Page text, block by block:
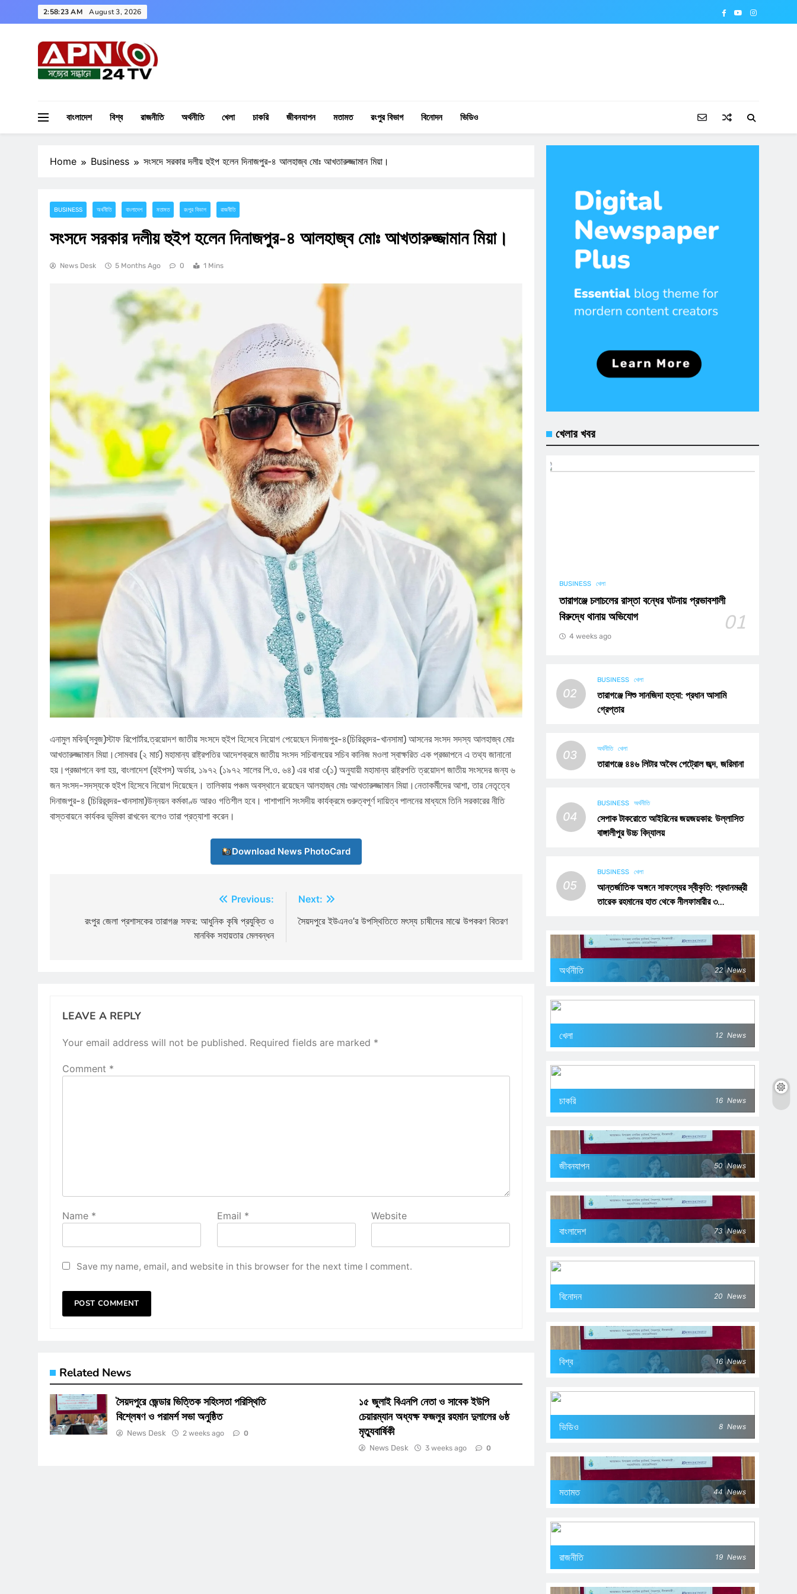
to
2:58:24 AM August 3, 2026
বাংলাদেশ বিশ্ব রাজনীতি অর্থনীতি খেলা চাকরি জীবনযাপন মতামত রংপুর বিভাগ বিনোদন ভিডিও
Home Business সংসদে সরকার দলীয় হুইপ হলেন দিনাজপুর-৪ আলহাজ্ব মোঃ আখতারুজ্জামান মিয়া।
BUSINESS অর্থনীতি বাংলাদেশ মতামত রংপুর বিভাগ রাজনীতি
সংসদে সরকার দলীয় হুইপ হলেন দিনাজপুর-৪ আলহাজ্ব মোঃ আখতারুজ্জামান মিয়া।
News Desk 5 Months Ago 0 1 Mins
এনামুল মবিন(সবুজ)স্টাফ রিপোর্টার.ত্রয়োদশ জাতীয় সংসদে হুইপ হিসেবে নিয়োগ পেয়েছেন দিনাজপুর-৪(চিরিরবন্দর-খানসামা) আসনের সংসদ সদস্য আলহাজ্ব মোঃ
আখতারুজ্জামান মিয়া‌।সোমবার (২ মার্চ) মহামান্য রাষ্ট্রপতির আদেশক্রমে জাতীয় সংসদ সচিবালয়ের সচিব কানিজ মওলা স্বাক্ষরিত এক প্রজ্ঞাপনে এ তথ্য জানানো
হয়।প্রজ্ঞাপনে বলা হয়, বাংলাদেশ (হুইপস) অর্ডার, ১৯৭২ (১৯৭২ সালের পি.ও. ৬৪) এর ধারা ৩(১) অনুযায়ী মহামান্য রাষ্ট্রপতি ত্রয়োদশ জাতীয় সংসদের জন্য ৬
জন সংসদ-সদস্যকে হুইপ হিসেবে নিয়োগ দিয়েছেন। তালিকায় পঞ্চম অবস্থানে রয়েছেন আলহাজ্ব মোঃ আখতারুজ্জামান মিয়া।নেতাকর্মীদের আশা, তার নেতৃত্বে
দিনাজপুর-৪ (চিরিরবন্দর-খানসামা)উন্নয়ন কর্মকাণ্ড আরও গতিশীল হবে। পাশাপাশি সংসদীয় কার্যক্রমে গুরুত্বপূর্ণ দায়িত্ব পালনের মাধ্যমে তিনি সরকারের নীতি
বাস্তবায়নে কার্যকর ভূমিকা রাখবেন বলেও তারা প্রত্যাশা করেন।
Download News PhotoCard
navigation
Previous:
রংপুর জেলা প্রশাসকের তারাগঞ্জ সফর: আধুনিক কৃষি প্রযুক্তি ও
মানবিক সহায়তার মেলবন্ধন
Next:
সৈয়দপুরে ইউএনও’র উপস্থিতিতে মৎস্য চাষীদের মাঝে উপকরণ বিতরণ
LEAVE A REPLY
Your email address will not be published. Required fields are marked *
Comment *
Name * Email * Website
Save my name, email, and website in this browser for the next time I comment.
Related News
সৈয়দপুরে জেন্ডার ভিত্তিক সহিংসতা পরিস্থিতি
বিশ্লেষণ ও পরামর্শ সভা অনুষ্ঠিত
News Desk 2 weeks ago 0
১৫ জুলাই বিএনপি নেতা ও সাবেক ইউপি
চেয়ারম্যান অধ্যক্ষ ফজলুর রহমান দুলালের ৬ষ্ঠ
মৃত্যুবার্ষিকী
News Desk 3 weeks ago 0
খেলার খবর
BUSINESS খেলা
তারাগঞ্জে চলাচলের রাস্তা বন্ধের ঘটনায় প্রভাবশালী
বিরুদ্ধে থানায় অভিযোগ
01
4 weeks ago
02
BUSINESS খেলা
তারাগঞ্জে শিশু সানজিদা হত্যা: প্রধান আসামি
গ্রেপ্তার
03 অর্থনীতি খেলা
তারাগঞ্জে ৪৪৬ লিটার অবৈধ পেট্রোল জব্দ, জরিমানা
04
BUSINESS অর্থনীতি
সেপাক টাকরোতে আইরিনের জয়জয়কার: উল্লাসিত
বাঙ্গালীপুর উচ্চ বিদ্যালয়
05
BUSINESS খেলা
আন্তর্জাতিক অঙ্গনে সাফল্যের স্বীকৃতি: প্রধানমন্ত্রী
তারেক রহমানের হাত থেকে নীলফামারীর ৩
অর্থনীতি 22 News
খেলা 12 News
চাকরি 16 News
জীবনযাপন 50 News
বাংলাদেশ 73 News
বিনোদন 20 News
বিশ্ব 16 News
ভিডিও 8 News
মতামত 44 News
রাজনীতি 19 News